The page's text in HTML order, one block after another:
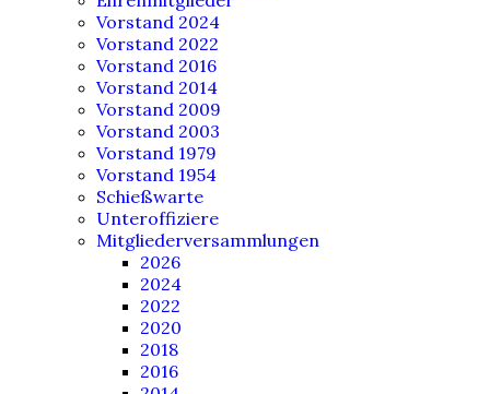
Vorstand 2024
Vorstand 2022
Vorstand 2016
Vorstand 2014
Vorstand 2009
Vorstand 2003
Vorstand 1979
Vorstand 1954
Schießwarte
Unteroffiziere
Mitgliederversammlungen
2026
2024
2022
2020
2018
2016